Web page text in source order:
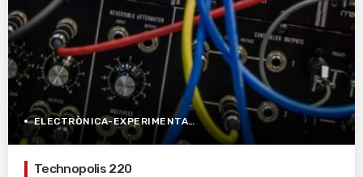
ELECTRÒNICA-EXPERIMENTAL
Technopolis 220